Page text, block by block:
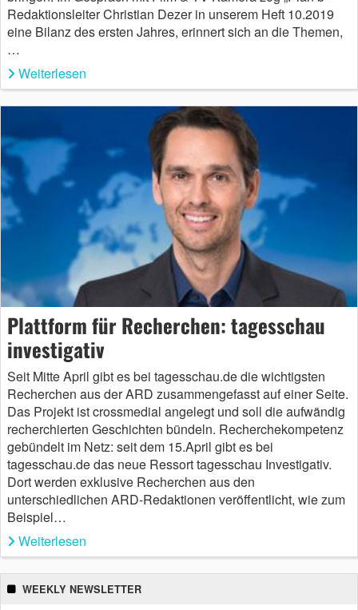
Redaktionsleiter Christian Dezer in unserem Heft 10.2019
eine Bilanz des ersten Jahres, erinnert sich an die Themen,
…
Weiterlesen
Plattform für Recherchen: tagesschau
investigativ
Seit Mitte April gibt es bei tagesschau.de die wichtigsten
Recherchen aus der ARD zusammengefasst auf einer Seite.
Das Projekt ist crossmedial angelegt und soll die aufwändig
recherchierten Geschichten bündeln. Recherchekompetenz
gebündelt im Netz: seit dem 15.April gibt es bei
tagesschau.de das neue Ressort tagesschau Investigativ.
Dort werden exklusive Recherchen aus den
unterschiedlichen ARD-Redaktionen veröffentlicht, wie zum
Beispiel…
Weiterlesen
WEEKLY NEWSLETTER